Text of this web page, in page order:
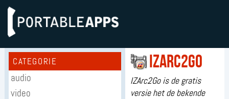
CATEGORIE
audio
video
IZArc2Go
IZArc2Go is de gratis
versie het de bekende